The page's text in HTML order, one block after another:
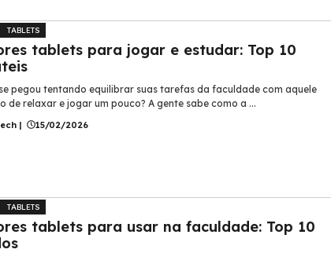
TABLETS
tablets para jogar e estudar: Top 10
pegou tentando equilibrar suas tarefas da faculdade com aquele
de relaxar e jogar um pouco? A gente sabe como a ...
| 15/02/2026
TABLETS
tablets para usar na faculdade: Top 10